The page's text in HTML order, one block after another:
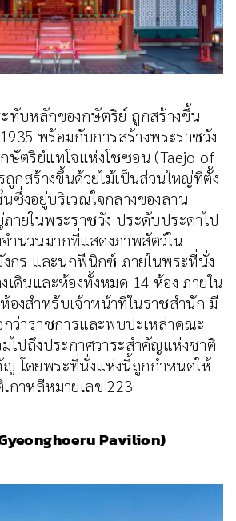
ทับหลักของกษัตริย์ ถูกสร้างขึ้น
พร้อมกับการสร้างพระราชวัง
ษัตริย์แทโจแห่งโชซอน (Taejo of
ถูกสร้างขึ้นด้วยไม้เป็นส่วนใหญ่ที่ตั้ง
งอยู่บริเวณใจกลางของลาน
ายในพระราชวัง ประดับประดาไป
ำนวนมากที่แสดงภาพสัตว์ใน
กร และนกฟีนิกซ์ ภายในพระที่นั่ง
เดินและห้องทั้งหมด 14 ห้อง ภายใน
องสำหรับเจ้าหน้าที่ในราชสำนัก มี
กว่าราชการและพบปะเหล่าคณะ
ไปถึงประกาศวาระสำคัญแห่งชาติ
โดยพระที่นั่งแห่งนี้ถูกกำหนดให้
กาหลีหมายเลข 223
Pavilion)